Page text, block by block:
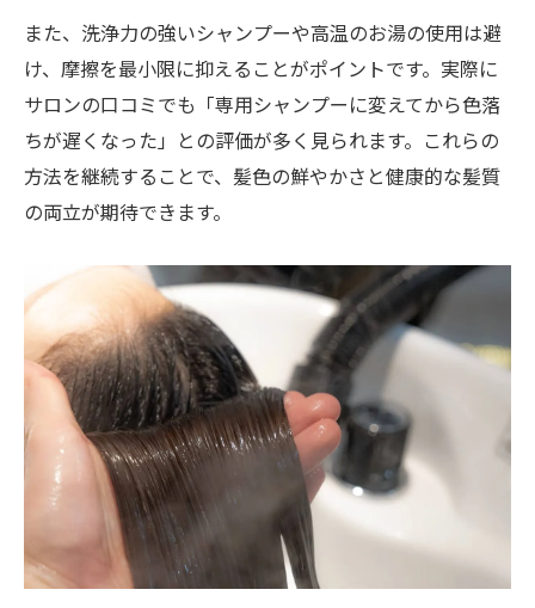
また、洗浄力の強いシャンプーや高温のお湯の使用は避
け、摩擦を最小限に抑えることがポイントです。実際に
サロンの口コミでも「専用シャンプーに変えてから色落
ちが遅くなった」との評価が多く見られます。これらの
方法を継続することで、髪色の鮮やかさと健康的な髪質
の両立が期待できます。